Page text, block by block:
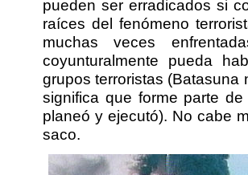
pueden ser erradicados si
raíces del fenómeno
muchas veces
coyunturalmente pueda
grupos terroristas
significa que forme parte
planeó y ejecutó). No cabe
saco.